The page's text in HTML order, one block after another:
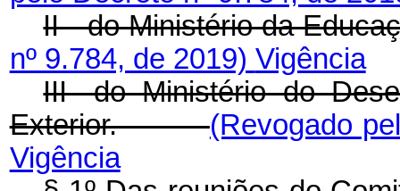
II - do Ministério da
nº 9.784, de 2019) Vigência
III- do Ministério do
Exterior.(Revogado
Vigência